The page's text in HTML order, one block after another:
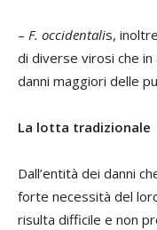
– F. occidentalis,
di diverse virosi che
danni maggiori delle
La lotta tradizionale
Dall’entità dei danni
forte necessità del
risulta difficile e non